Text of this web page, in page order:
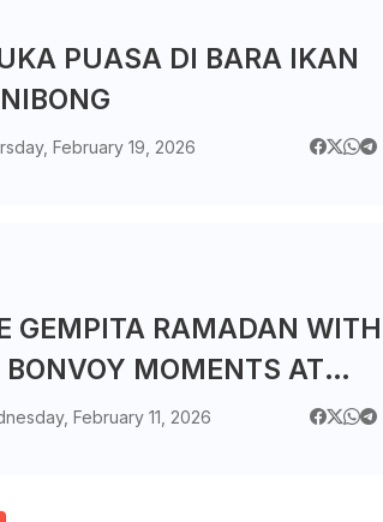
PUASA DI BARA IKAN
February 19, 2026
GEMPITA RAMADAN WITH
BONVOY MOMENTS AT
JOHOR BAHRU HOTEL
February 11, 2026